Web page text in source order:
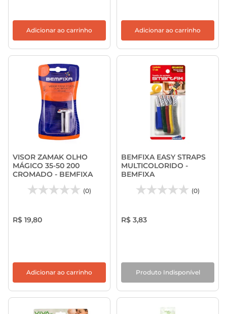
Adicionar ao carrinho Adicionar ao carrinho
VISOR ZAMAK OLHO
MÁGICO 35-50 200
CROMADO - BEMFIXA
(0)
R$ 19,80
Adicionar ao carrinho
BEMFIXA EASY STRAPS
MULTICOLORIDO -
BEMFIXA
(0)
R$ 3,83
Produto Indisponível